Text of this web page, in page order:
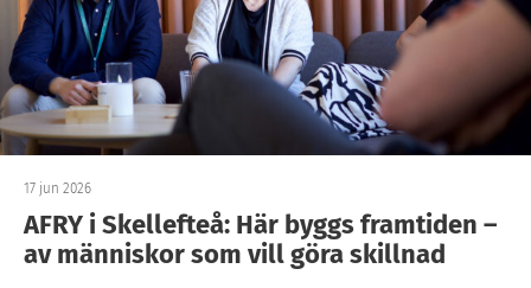
17 jun 2026
AFRY i Skellefteå: Här byggs framtiden –
av människor som vill göra skillnad